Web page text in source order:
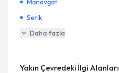
Manavgat
Serik
Daha fazla
Yakın Çevredeki İlgi Alanları